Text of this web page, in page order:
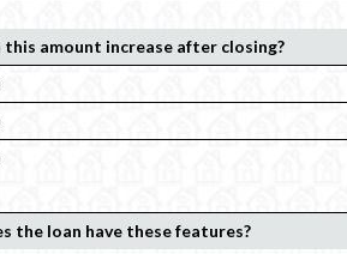
this amount increase after closing?
the loan have these features?